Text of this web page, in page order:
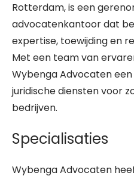
Rotterdam, is een
advocatenkantoor dat
expertise, toewijding en
Met een team van
Wybenga Advocaten
juridische diensten voor
bedrijven.
Specialisaties
Wybenga Advocaten